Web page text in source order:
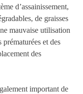
d’assainissement,
de graisses
mauvaise utilisation
et des
des
important de